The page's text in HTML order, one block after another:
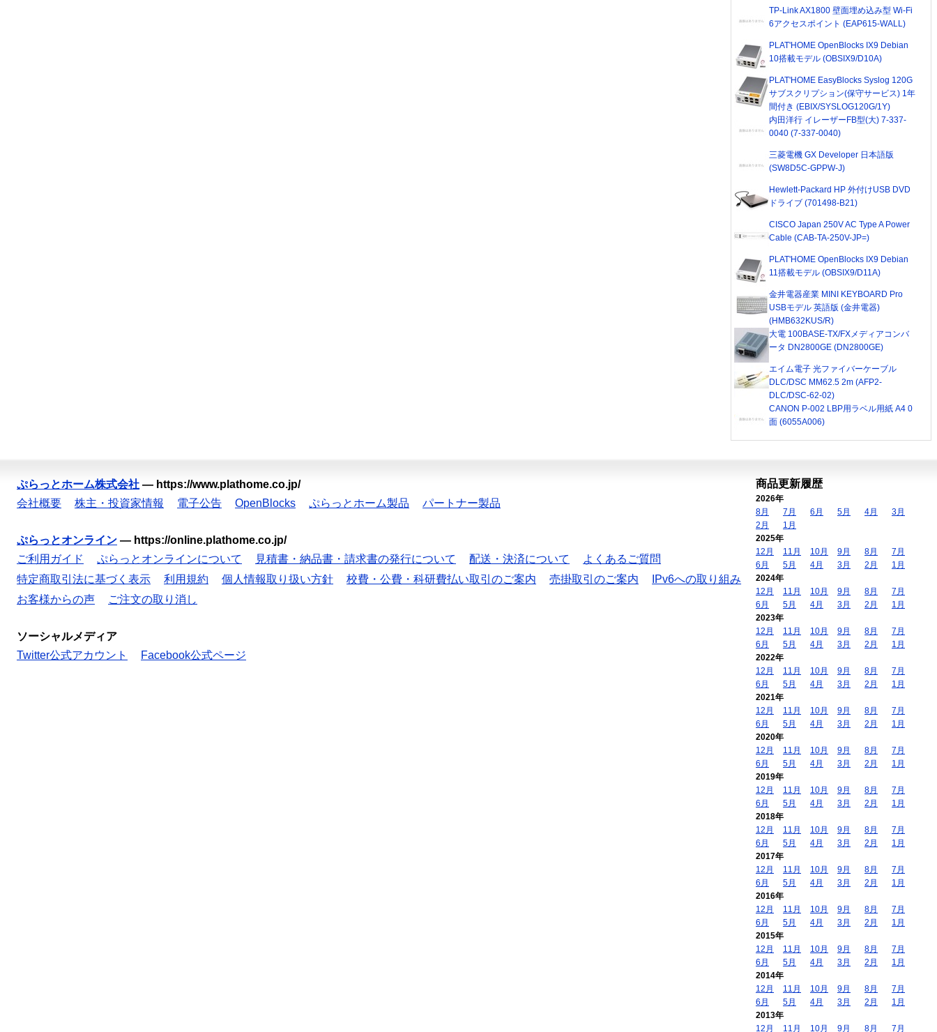
TP-Link AX1800 壁面埋め込み型 Wi-Fi
6アクセスポイント (EAP615-WALL)
PLAT'HOME OpenBlocks IX9 Debian
10搭載モデル (OBSIX9/D10A)
PLAT'HOME EasyBlocks Syslog 120G
サブスクリプション(保守サービス) 1年
間付き (EBIX/SYSLOG120G/1Y)
内田洋行 イレーザーFB型(大) 7-337-
0040 (7-337-0040)
三菱電機 GX Developer 日本語版
(SW8D5C-GPPW-J)
Hewlett-Packard HP 外付けUSB DVD
ドライブ (701498-B21)
CISCO Japan 250V AC Type A Power
Cable (CAB-TA-250V-JP=)
PLAT'HOME OpenBlocks IX9 Debian
11搭載モデル (OBSIX9/D11A)
金井電器産業 MINI KEYBOARD Pro
USBモデル 英語版 (金井電器)
(HMB632KUS/R)
大電 100BASE-TX/FXメディアコンバ
ータ DN2800GE (DN2800GE)
エイム電子 光ファイバーケーブル
DLC/DSC MM62.5 2m (AFP2-
DLC/DSC-62-02)
CANON P-002 LBP用ラベル用紙 A4 0
面 (6055A006)
ぷらっとホーム株式会社 — https://www.plathome.co.jp/
会社概要
株主・投資家情報 電子公告 OpenBlocks ぷらっとホーム製品 パートナー製品
ぷらっとオンライン — https://online.plathome.co.jp/
ご利用ガイド
ぷらっとオンラインについて 見積書・納品書・請求書の発行について 配送・決済について
よくあるご質問
特定商取引法に基づく表示
利用規約 個人情報取り扱い方針 校費・公費・科研費払い取引のご案内 売掛取引のご案内
IPv6への取り組み
お客様からの声
ご注文の取り消し
ソーシャルメディア
Twitter公式アカウント
Facebook公式ページ
商品更新履歴
2026年
8月
7月 6月 5月 4月
3月
2月
1月
2025年
12月
11月 10月 9月 8月
7月
6月
5月 4月 3月 2月
1月
2024年
12月
11月 10月 9月 8月
7月
6月
5月 4月 3月 2月
1月
2023年
12月
11月 10月 9月 8月
7月
6月
5月 4月 3月 2月
1月
2022年
12月
11月 10月 9月 8月
7月
6月
5月 4月 3月 2月
1月
2021年
12月
11月 10月 9月 8月
7月
6月
5月 4月 3月 2月
1月
2020年
12月
11月 10月 9月 8月
7月
6月
5月 4月 3月 2月
1月
2019年
12月
11月 10月 9月 8月
7月
6月
5月 4月 3月 2月
1月
2018年
12月
11月 10月 9月 8月
7月
6月
5月 4月 3月 2月
1月
2017年
12月
11月 10月 9月 8月
7月
6月
5月 4月 3月 2月
1月
2016年
12月
11月 10月 9月 8月
7月
6月
5月 4月 3月 2月
1月
2015年
12月
11月 10月 9月 8月
7月
6月
5月 4月 3月 2月
1月
2014年
12月
11月 10月 9月 8月
7月
6月
5月 4月 3月 2月
1月
2013年
12月
11月 10月 9月 8月 7月